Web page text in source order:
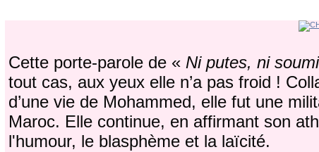
Cette porte-parole de « Ni putes, ni
tout cas, aux yeux elle n’a pas froid !
d’une vie de Mohammed, elle fut une
Maroc. Elle continue, en affirmant son
l'humour, le blasphème et la laïcité.